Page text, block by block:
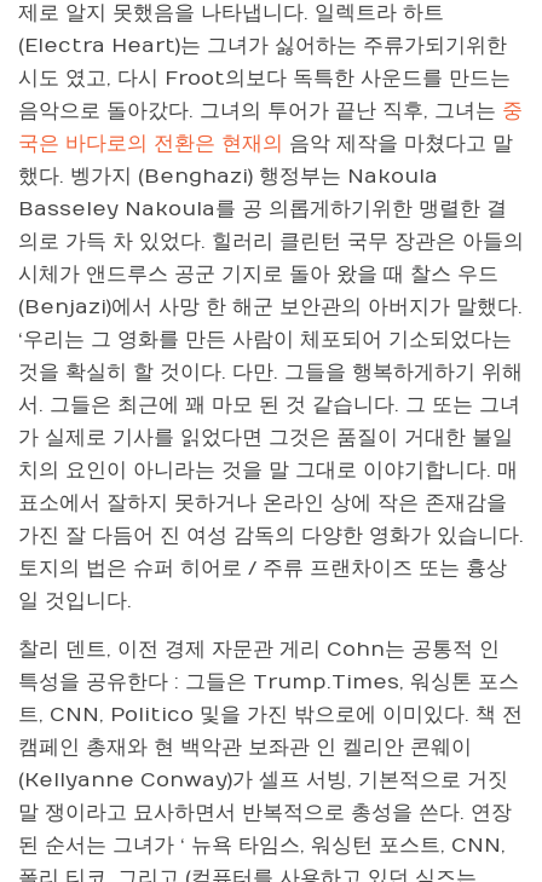
제로 알지 못했음을 나타냅니다. 일렉트라 하트
(Electra Heart)는 그녀가 싫어하는 주류가되기위한
시도 였고, 다시 Froot의보다 독특한 사운드를 만드는
음악으로 돌아갔다. 그녀의 투어가 끝난 직후, 그녀는 중
국은 바다로의 전환은 현재의 음악 제작을 마쳤다고 말
했다. 벵가지 (Benghazi) 행정부는 Nakoula
Basseley Nakoula를 공 의롭게하기위한 맹렬한 결
의로 가득 차 있었다. 힐러리 클린턴 국무 장관은 아들의
시체가 앤드루스 공군 기지로 돌아 왔을 때 찰스 우드
(Benjazi)에서 사망 한 해군 보안관의 아버지가 말했다.
‘우리는 그 영화를 만든 사람이 체포되어 기소되었다는
것을 확실히 할 것이다. 다만. 그들을 행복하게하기 위해
서. 그들은 최근에 꽤 마모 된 것 같습니다. 그 또는 그녀
가 실제로 기사를 읽었다면 그것은 품질이 거대한 불일
치의 요인이 아니라는 것을 말 그대로 이야기합니다. 매
표소에서 잘하지 못하거나 온라인 상에 작은 존재감을
가진 잘 다듬어 진 여성 감독의 다양한 영화가 있습니다.
토지의 법은 슈퍼 히어로 / 주류 프랜차이즈 또는 흉상
일 것입니다.
찰리 덴트, 이전 경제 자문관 게리 Cohn는 공통적 인
특성을 공유한다 : 그들은 Trump.Times, 워싱톤 포스
트, CNN, Politico 및을 가진 밖으로에 이미있다. 책 전
캠페인 총재와 현 백악관 보좌관 인 켈리안 콘웨이
(Kellyanne Conway)가 셀프 서빙, 기본적으로 거짓
말 쟁이라고 묘사하면서 반복적으로 총성을 쓴다. 연장
된 순서는 그녀가 ‘ 뉴욕 타임스, 워싱턴 포스트, CNN,